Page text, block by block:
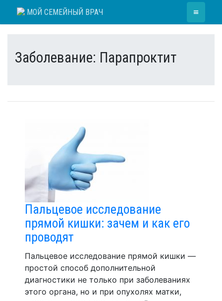
МОЙ СЕМЕЙНЫЙ ВРАЧ ≡
Заболевание: Парапроктит
Пальцевое исследование
прямой кишки: зачем и как его
проводят
Пальцевое исследование прямой кишки —
простой способ дополнительной
диагностики не только при заболеваниях
этого органа, но и при опухолях матки,